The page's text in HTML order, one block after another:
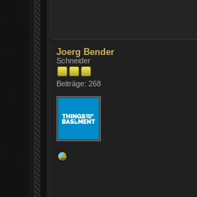
Joerg Bender
Schneider
Beiträge: 268